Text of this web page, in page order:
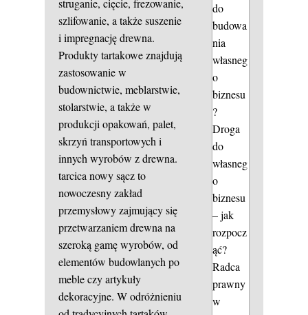
struganie, cięcie, frezowanie,
szlifowanie, a także suszenie
i impregnację drewna.
Produkty tartakowe znajdują
zastosowanie w
budownictwie, meblarstwie,
stolarstwie, a także w
produkcji opakowań, palet,
skrzyń transportowych i
innych wyrobów z drewna.
tarcica nowy sącz to
nowoczesny zakład
przemysłowy zajmujący się
przetwarzaniem drewna na
szeroką gamę wyrobów, od
elementów budowlanych po
meble czy artykuły
dekoracyjne. W odróżnieniu
do
budowa
nia
własneg
o
biznesu
?
Droga
do
własneg
o
biznesu
– jak
rozpocz
ąć?
Radca
prawny
w